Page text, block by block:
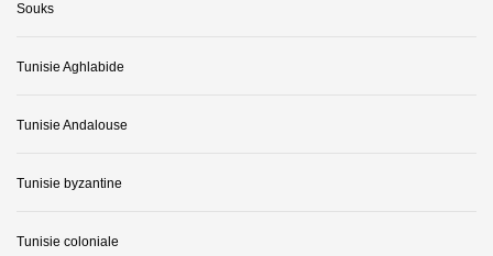
Souks
Tunisie Aghlabide
Tunisie Andalouse
Tunisie byzantine
Tunisie coloniale